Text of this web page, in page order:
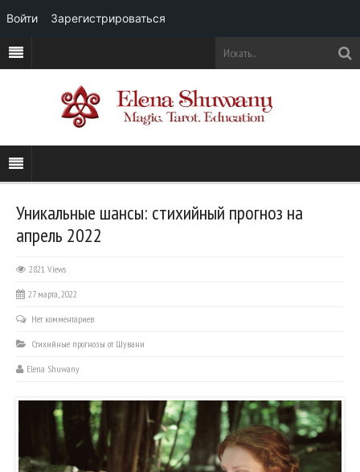
Уникальные шансы: стихийный прогноз на
апрель 2022
2821 Views
27 марта, 2022
Нет комментариев
Стихийные прогнозы от Шувани
Elena Shuwany
Войти Зарегистрироваться